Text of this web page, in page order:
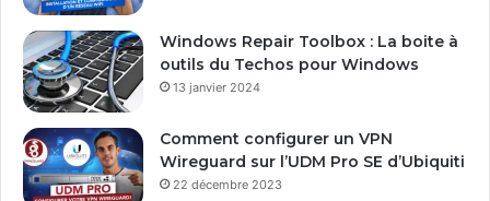
Windows Repair Toolbox : La boite à
outils du Techos pour Windows
13 janvier 2024
Comment configurer un VPN
Wireguard sur l’UDM Pro SE d’Ubiquiti
22 décembre 2023